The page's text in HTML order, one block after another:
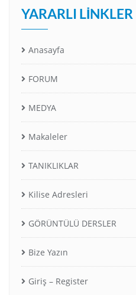
YARARLI LINKLER
Anasayfa
FORUM
MEDYA
Makaleler
TANIKLIKLAR
Kilise Adresleri
GÖRÜNTÜLÜ DERSLER
Bize Yazın
Giriş – Register